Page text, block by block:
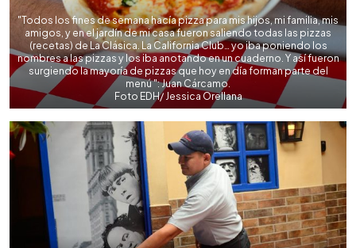
"Todos los fines de semana hacía pizza para mis hijos, mi familia, mis
amigos, y en el jardín de mi casa fueron saliendo todas las pizzas
(recetas) de La Clásica. La California Club… yo iba poniendo los
nombres a las pizzas y los iba anotando en un cuaderno. Y así fueron
surgiendo la mayoría de pizzas que hoy en día forman parte del
menú ": Juan Cárcamo.
Foto EDH/ Jessica Orellana